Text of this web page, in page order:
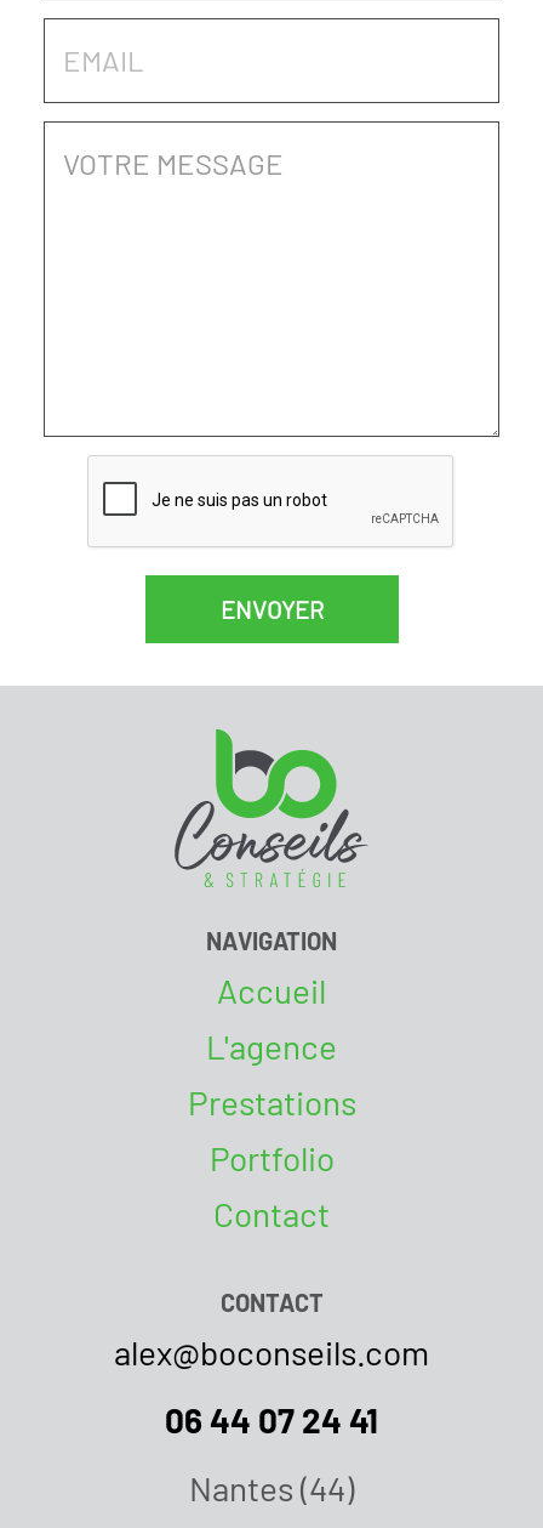
ENVOYER
NAVIGATION
Accueil
L'agence
Prestations
Portfolio
Contact
CONTACT
alex@boconseils.com
06 44 07 24 41
Nantes (44)